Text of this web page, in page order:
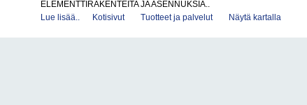
ELEMENTTIRAKENTEITA JA ASENNUKSIA..
Lue lisää..
Kotisivut Tuotteet ja palvelut Näytä kartalla